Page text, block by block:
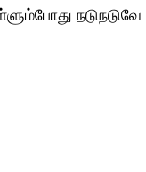
நடுநடுவே